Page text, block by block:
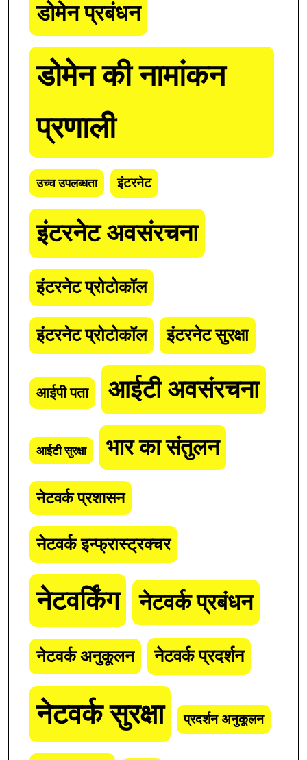
डोमेन प्रबंधन
डोमेन की नामांकन
प्रणाली
उच्च उपलब्धता इंटरनेट
इंटरनेट अवसंरचना
इंटरनेट प्रोटोकॉल
इंटरनेट प्रोटोकॉल इंटरनेट सुरक्षा
आईपी पता आईटी अवसंरचना
आईटी सुरक्षा भार का संतुलन
नेटवर्क प्रशासन
नेटवर्क इन्फ्रास्ट्रक्चर
नेटवर्किंग नेटवर्क प्रबंधन
नेटवर्क अनुकूलन नेटवर्क प्रदर्शन
नेटवर्क सुरक्षा प्रदर्शन अनुकूलन